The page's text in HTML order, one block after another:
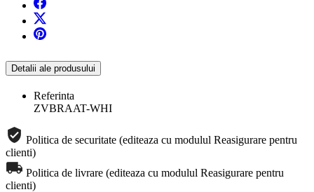
Detalii ale produsului
Referinta
ZVBRAAT-WHI
Politica de securitate (editeaza cu modulul Reasigurare pentru
clienti)
Politica de livrare (editeaza cu modulul Reasigurare pentru
clienti)